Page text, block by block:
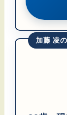
加藤 凌